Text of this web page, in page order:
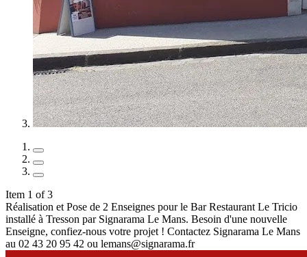
Item 1 of 3
Réalisation et Pose de 2 Enseignes pour le Bar Restaurant Le Tricio
installé à Tresson par Signarama Le Mans. Besoin d'une nouvelle
Enseigne, confiez-nous votre projet ! Contactez Signarama Le Mans
au 02 43 20 95 42 ou lemans@signarama.fr